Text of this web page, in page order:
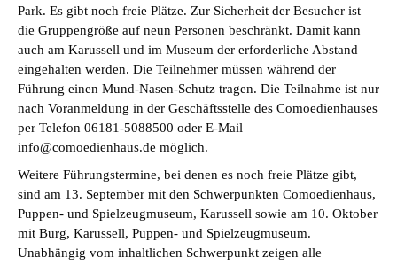
Park. Es gibt noch freie Plätze. Zur Sicherheit der Besucher ist
die Gruppengröße auf neun Personen beschränkt. Damit kann
auch am Karussell und im Museum der erforderliche Abstand
eingehalten werden. Die Teilnehmer müssen während der
Führung einen Mund-Nasen-Schutz tragen. Die Teilnahme ist nur
nach Voranmeldung in der Geschäftsstelle des Comoedienhauses
per Telefon 06181-5088500 oder E-Mail
info@comoedienhaus.de möglich.
Weitere Führungstermine, bei denen es noch freie Plätze gibt,
sind am 13. September mit den Schwerpunkten Comoedienhaus,
Puppen- und Spielzeugmuseum, Karussell sowie am 10. Oktober
mit Burg, Karussell, Puppen- und Spielzeugmuseum.
Unabhängig vom inhaltlichen Schwerpunkt zeigen alle